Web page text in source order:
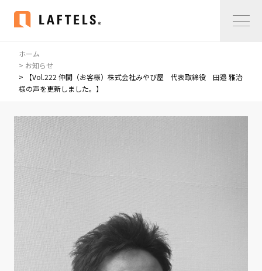
Home
私たちについて
私たちについて
コンサルタント紹介
会社概要
サービス紹介
事例紹介
ホーム
> お知らせ
> 【Vol.222 仲間（お客様）株式会社みやび屋 代表取締役 田邉 雅治
様の声を更新しました。】